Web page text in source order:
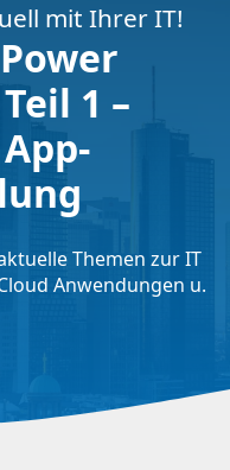
mit Ihrer IT!
1 –
Themen zur IT
Anwendungen u.